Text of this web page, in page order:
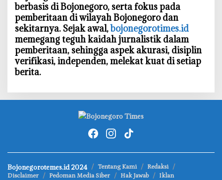
berbasis di Bojonegoro, serta fokus pada
pemberitaan di wilayah Bojonegoro dan
sekitarnya. Sejak awal,bojonegorotimes.id
memegang teguh kaidah jurnalistik dalam
pemberitaan, sehingga aspek akurasi, disiplin
verifikasi, independen, melekat kuat di setiap
berita.
Bojonegorotemes.id 2024 Tentang Kami
Redaksi
Disclaimer
Pedoman Media Siber Hak Jawab Iklan